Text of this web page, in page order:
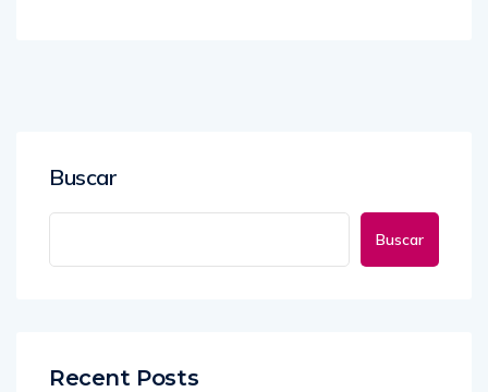
Buscar
Buscar
Recent Posts